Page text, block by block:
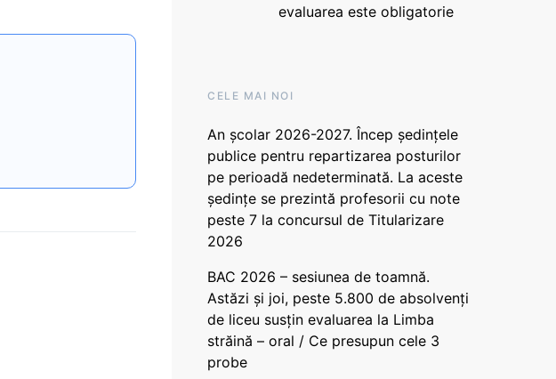
evaluarea este obligatorie
CELE MAI NOI
An școlar 2026-2027. Încep ședințele
publice pentru repartizarea posturilor
pe perioadă nedeterminată. La aceste
ședințe se prezintă profesorii cu note
peste 7 la concursul de Titularizare
2026
BAC 2026 – sesiunea de toamnă.
Astăzi și joi, peste 5.800 de absolvenți
de liceu susțin evaluarea la Limba
străină – oral / Ce presupun cele 3
probe